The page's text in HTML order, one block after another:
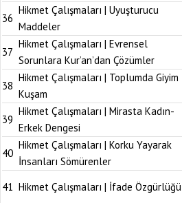
36
Hikmet Çalışmaları | Uyuşturucu
Maddeler
37
Hikmet Çalışmaları | Evrensel
Sorunlara Kur’an’dan Çözümler
38
Hikmet Çalışmaları | Toplumda Giyim
Kuşam
39
Hikmet Çalışmaları | Mirasta Kadın-
Erkek Dengesi
40
Hikmet Çalışmaları | Korku Yayarak
İnsanları Sömürenler
41 Hikmet Çalışmaları | İfade Özgürlüğü